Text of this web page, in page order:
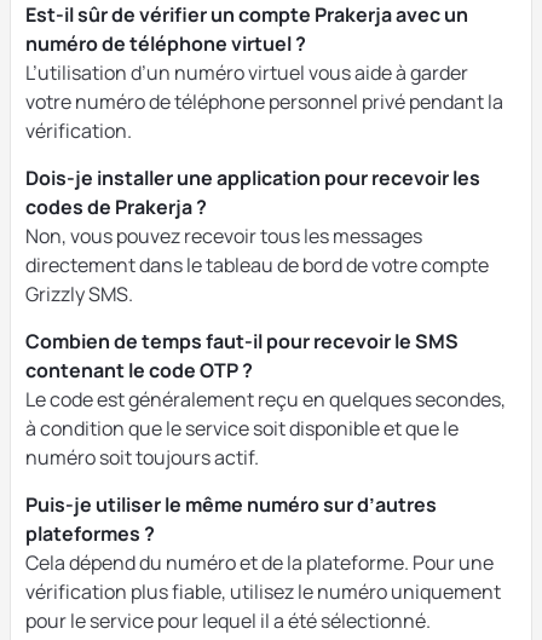
Est-il sûr de vérifier un compte Prakerja avec un
numéro de téléphone virtuel ?
L’utilisation d’un numéro virtuel vous aide à garder
votre numéro de téléphone personnel privé pendant la
vérification.
Dois-je installer une application pour recevoir les
codes de Prakerja ?
Non, vous pouvez recevoir tous les messages
directement dans le tableau de bord de votre compte
Grizzly SMS.
Combien de temps faut-il pour recevoir le SMS
contenant le code OTP ?
Le code est généralement reçu en quelques secondes,
à condition que le service soit disponible et que le
numéro soit toujours actif.
Puis-je utiliser le même numéro sur d’autres
plateformes ?
Cela dépend du numéro et de la plateforme. Pour une
vérification plus fiable, utilisez le numéro uniquement
pour le service pour lequel il a été sélectionné.